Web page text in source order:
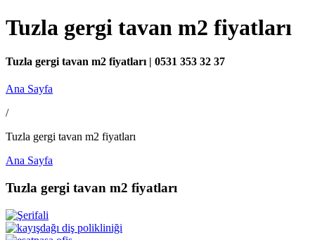
Tuzla gergi tavan m2 fiyatları
Tuzla gergi tavan m2 fiyatları | 0531 353 32 37
Ana Sayfa
/
Tuzla gergi tavan m2 fiyatları
Ana Sayfa
Tuzla gergi tavan m2 fiyatları